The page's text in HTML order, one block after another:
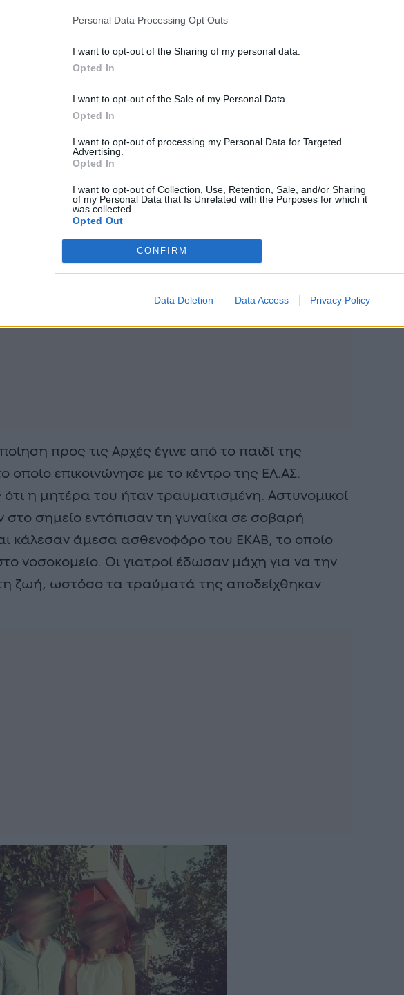
Personal Data Processing Opt Outs
I want to opt-out of the Sharing of my personal data.
Opted In
I want to opt-out of the Sale of my Personal Data.
Opted In
I want to opt-out of processing my Personal Data for Targeted
Advertising.
Opted In
I want to opt-out of Collection, Use, Retention, Sale, and/or Sharing
of my Personal Data that Is Unrelated with the Purposes for which it
was collected.
Opted Out
CONFIRM
Data Deletion Data Access Privacy Policy
προς τις Αρχές έγινε από το παιδί της
οποίο επικοινώνησε με το κέντρο της ΕΛ.ΑΣ.
η μητέρα του ήταν τραυματισμένη. Αστυνομικοί
σημείο εντόπισαν τη γυναίκα σε σοβαρή
κάλεσαν άμεσα ασθενοφόρο του ΕΚΑΒ, το οποίο
νοσοκομείο. Οι γιατροί έδωσαν μάχη για να την
ζωή, ωστόσο τα τραύματά της αποδείχθηκαν